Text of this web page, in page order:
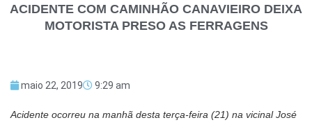
ACIDENTE COM CAMINHÃO CANAVIEIRO DEIXA
MOTORISTA PRESO AS FERRAGENS
maio 22, 2019 9:29 am
Acidente ocorreu na manhã desta terça-feira (21) na vicinal José